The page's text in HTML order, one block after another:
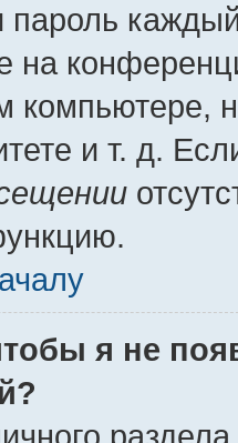
пароль
на
компьютере,
и т. д.
я не